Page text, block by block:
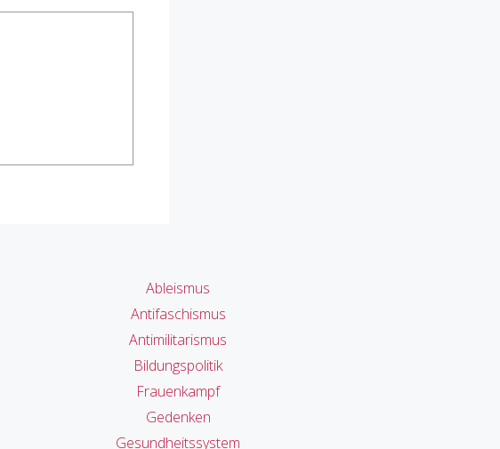
Ableismus
Antifaschismus
Antimilitarismus
Bildungspolitik
Frauenkampf
Gedenken
Gesundheitssystem